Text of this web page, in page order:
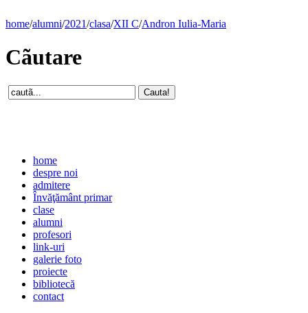
home/alumni/2021/clasa/XII C/Andron Iulia-Maria
Cãutare
home
despre noi
admitere
Învăţământ primar
clase
alumni
profesori
link-uri
galerie foto
proiecte
bibliotecă
contact